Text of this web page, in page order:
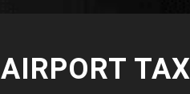
AIRPORT